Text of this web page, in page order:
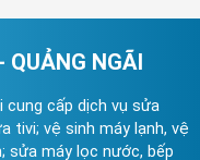
QUẢNG NGÃI
cung cấp dịch vụ sửa
tivi; vệ sinh máy lạnh, vệ
sửa máy lọc nước, bếp